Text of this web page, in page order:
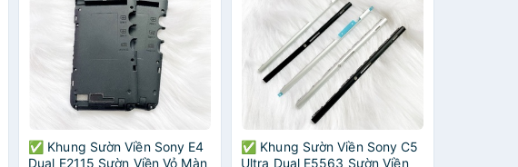
✅ Khung Sườn Viền Sony E4
Dual E2115 Sườn Viền Vỏ Màn
✅ Khung Sườn Viền Sony C5
Ultra Dual E5563 Sườn Viền